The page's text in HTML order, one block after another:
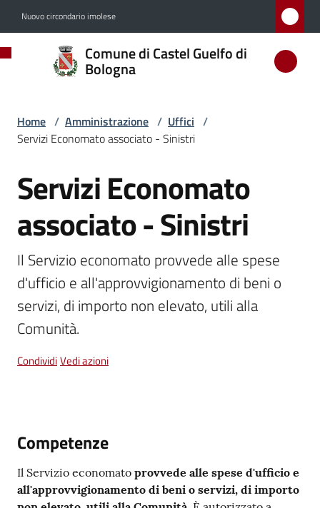
Nuovo circondario imolese
Comune di Castel Guelfo di
Bologna
Comune
di
Guelfo
di
Amministrazione
Menu selezionato
Novità
Servizi
Menu selezionato
Vivere
Servizi
Home / Amministrazione / Uffici /
Servizi Economato associato - Sinistri
Salta al contenuto
Servizi Economato
associato - Sinistri
Il Servizio economato provvede alle spese
d'ufficio e all'approvvigionamento di beni o
servizi, di importo non elevato, utili alla
Comunità.
CondividiVedi azioni
Competenze
Il Servizio economato provvede alle spese d'ufficio e
all'approvvigionamento di beni o servizi, di importo